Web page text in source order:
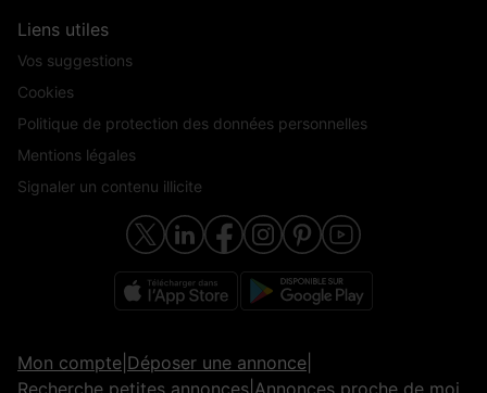
Liens utiles
Vos suggestions
Cookies
Politique de protection des données personnelles
Mentions légales
Signaler un contenu illicite
Mon compte Déposer une annonce
Recherche petites annonces Annonces proche de moi